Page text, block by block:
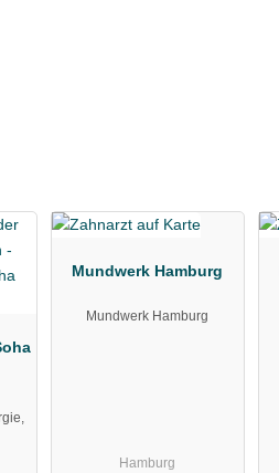
Mundwerk Hamburg
Mundwerk Hamburg
Hamburg